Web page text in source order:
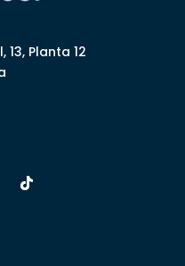
Planta 12